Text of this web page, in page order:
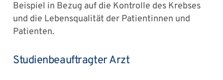
Beispiel in Bezug auf die Kontrolle des Krebses
und die Lebensqualität der Patientinnen und
Patienten.
Studienbeauftragter Arzt